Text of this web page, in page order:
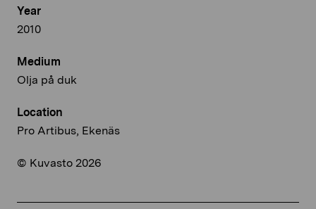
Year
2010
Medium
Olja på duk
Location
Pro Artibus, Ekenäs
© Kuvasto 2026